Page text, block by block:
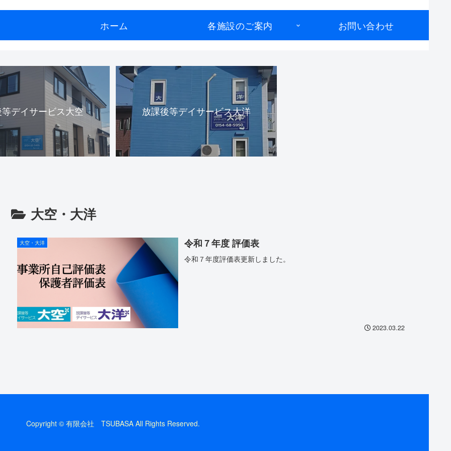
ホーム 各施設のご案内 お問い合わせ
デイサービス大空 放課後等デイサービス大洋
大空・大洋
大空・大洋 令和７年度 評価表
令和７年度評価表更新しました。
2023.03.22
Copyright © 有限会社 TSUBASA All Rights Reserved.